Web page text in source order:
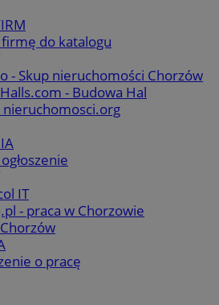
do katalogu
- Skup nieruchomości Chorzów
- Budowa Hal
nieruchomosci.org
IT
- praca w Chorzowie
o pracę